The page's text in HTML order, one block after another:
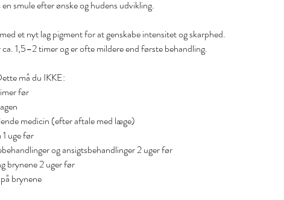
smule efter ønske og hudens udvikling.
et nyt lag pigment for at genskabe intensitet og skarphed.
1,5–2 timer og er ofte mildere end første behandling.
må du IKKE:
før
medicin (efter aftale med læge)
uge før
og ansigtsbehandlinger 2 uger før
brynene 2 uger før
brynene